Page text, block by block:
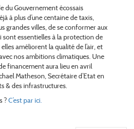
du Gouvernement écossais
à plus d’une centaine de taxis,
grandes villes, de se conformer aux
sont essentielles à la protection de
améliorent la qualité de l’air, et
nos ambitions climatiques. Une
financement aura lieu en avril
Matheson, Secrétaire d’Etat en
& des infrastructures.
?C’est par ici.